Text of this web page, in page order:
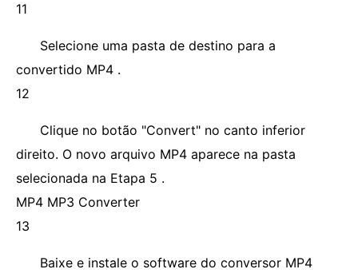
11
Selecione uma pasta de destino para a
convertido MP4 .
12
Clique no botão "Convert" no canto inferior
direito. O novo arquivo MP4 aparece na pasta
selecionada na Etapa 5 .
MP4 MP3 Converter
13
Baixe e instale o software do conversor MP4